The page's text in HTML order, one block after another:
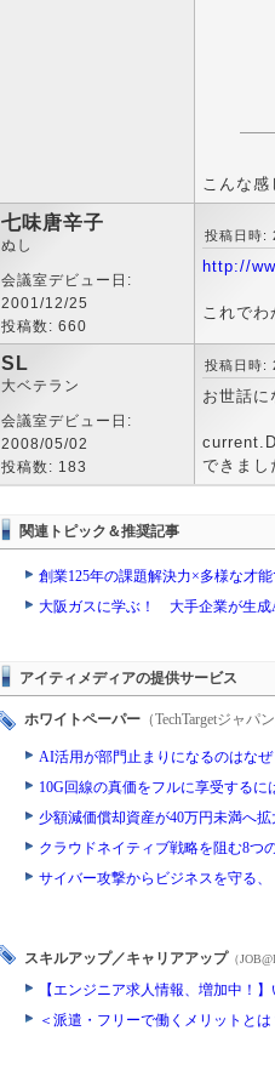
こんな感
七味唐辛子
ぬし
会議室デビュー日:
2001/12/25
投稿数: 660
投稿日時:
http://
これでわ
SL
大ベテラン
会議室デビュー日:
2008/05/02
投稿数: 183
投稿日時:
お世話に
できまし
関連トピック＆推奨記事
創業125年の課題解決力×多様な才
大阪ガスに学ぶ！ 大手企業が生成
アイティメディアの提供サービス
ホワイトペーパー （TechTargetジャパ
AI活用が部門止まりになるのはな
10G回線の真価をフルに享受する
少額減価償却資産が40万円未満へ
クラウドネイティブ戦略を阻む8つ
サイバー攻撃からビジネスを守る
スキルアップ／キャリアアップ （
【エンジニア求人情報、増加中！
＜派遣・フリーで働くメリットと